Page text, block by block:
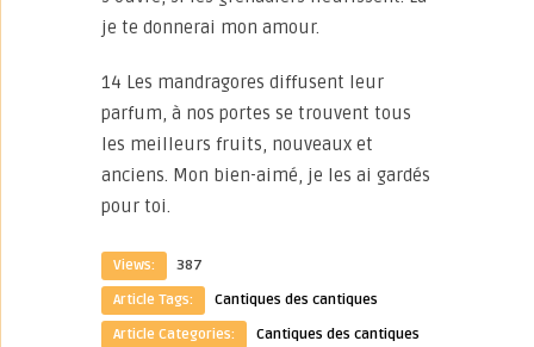
je te donnerai mon amour.
14 Les mandragores diffusent leur
parfum, à nos portes se trouvent tous
les meilleurs fruits, nouveaux et
anciens. Mon bien-aimé, je les ai gardés
pour toi.
Views:
387
Article Tags:
Cantiques des cantiques
Article Categories:
Cantiques des cantiques